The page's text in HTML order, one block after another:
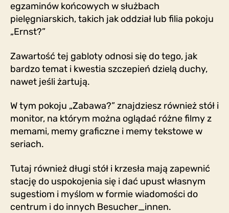
egzaminów końcowych w służbach
pielęgniarskich, takich jak oddział lub filia pokoju
„Ernst?”
Zawartość tej gabloty odnosi się do tego, jak
bardzo temat i kwestia szczepień dzielą duchy,
nawet jeśli żartują.
W tym pokoju „Zabawa?” znajdziesz również stół i
monitor, na którym można oglądać różne filmy z
memami, memy graficzne i memy tekstowe w
seriach.
Tutaj również długi stół i krzesła mają zapewnić
stację do uspokojenia się i dać upust własnym
sugestiom i myślom w formie wiadomości do
centrum i do innych Besucher_innen.